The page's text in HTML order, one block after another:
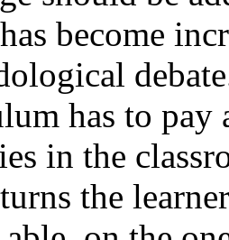
become
has to pay
in the
the